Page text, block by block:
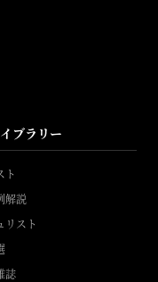
ブラリー
ト
解説
リスト
誌